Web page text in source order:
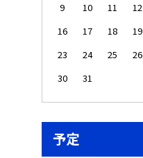
9
10 11 12
16
17 18 19
23
24 25 26
30
31
予定